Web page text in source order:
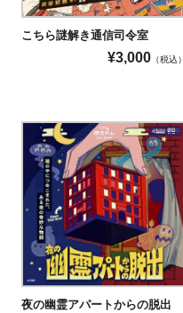
こちら謎解き通信司令室
¥3,000 （税込）
夜の幽霊アパートからの脱出